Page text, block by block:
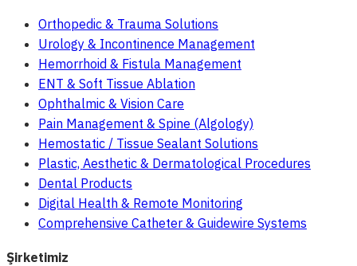
Orthopedic & Trauma Solutions
Urology & Incontinence Management
Hemorrhoid & Fistula Management
ENT & Soft Tissue Ablation
Ophthalmic & Vision Care
Pain Management & Spine (Algology)
Hemostatic / Tissue Sealant Solutions
Plastic, Aesthetic & Dermatological Procedures
Dental Products
Digital Health & Remote Monitoring
Comprehensive Catheter & Guidewire Systems
Şirketimiz